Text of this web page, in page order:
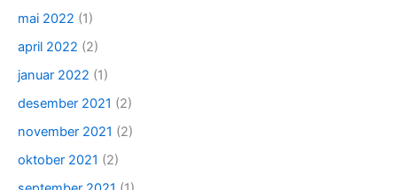
mai 2022 (1)
april 2022 (2)
januar 2022 (1)
desember 2021 (2)
november 2021 (2)
oktober 2021 (2)